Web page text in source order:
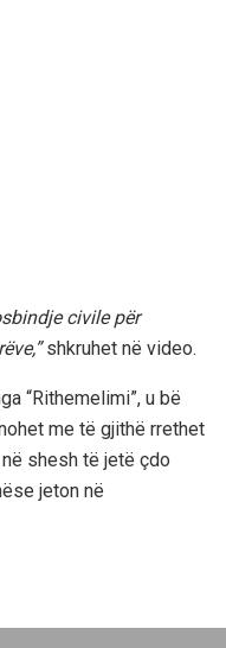
civile për
shkruhet në video.
“Rithemelimi”, u bë
me të gjithë rrethet
shesh të jetë çdo
jeton në